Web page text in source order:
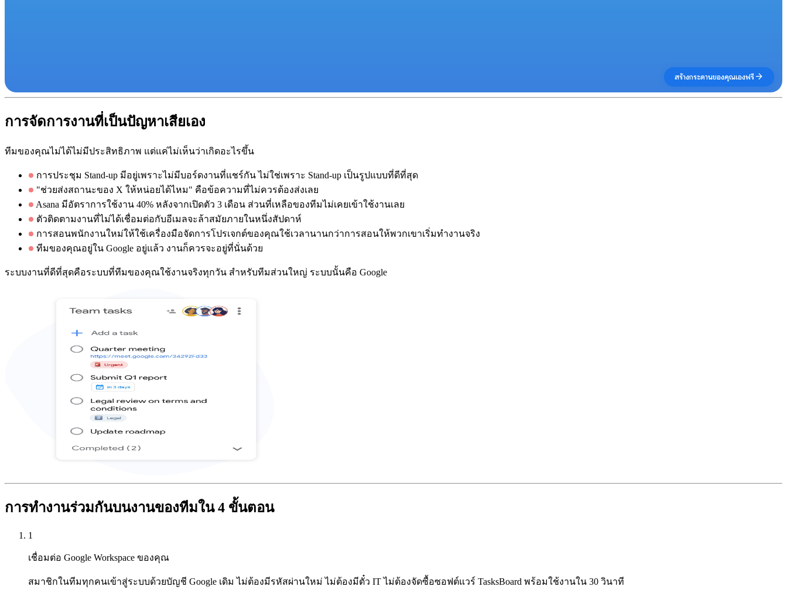
สร้างกระดานของคุณเองฟรีarrow_forward
การจัดการงานที่เป็นปัญหาเสียเอง
ทีมของคุณไม่ได้ไม่มีประสิทธิภาพ แต่แค่ไม่เห็นว่าเกิดอะไรขึ้น
การประชุม Stand-up มีอยู่เพราะไม่มีบอร์ดงานที่แชร์กัน ไม่ใช่เพราะ Stand-up เป็นรูปแบบที่ดีที่สุด
"ช่วยส่งสถานะของ X ให้หน่อยได้ไหม" คือข้อความที่ไม่ควรต้องส่งเลย
Asana มีอัตราการใช้งาน 40% หลังจากเปิดตัว 3 เดือน ส่วนที่เหลือของทีมไม่เคยเข้าใช้งานเลย
ตัวติดตามงานที่ไม่ได้เชื่อมต่อกับอีเมลจะล้าสมัยภายในหนึ่งสัปดาห์
การสอนพนักงานใหม่ให้ใช้เครื่องมือจัดการโปรเจกต์ของคุณใช้เวลานานกว่าการสอนให้พวกเขาเริ่มทำงานจริง
ทีมของคุณอยู่ใน Google อยู่แล้ว งานก็ควรจะอยู่ที่นั่นด้วย
ระบบงานที่ดีที่สุดคือระบบที่ทีมของคุณใช้งานจริงทุกวัน สำหรับทีมส่วนใหญ่ ระบบนั้นคือ Google
การทำงานร่วมกันบนงานของทีมใน 4 ขั้นตอน
1
เชื่อมต่อ Google Workspace ของคุณ
สมาชิกในทีมทุกคนเข้าสู่ระบบด้วยบัญชี Google เดิม ไม่ต้องมีรหัสผ่านใหม่ ไม่ต้องมีตั๋ว IT ไม่ต้องจัดซื้อซอฟต์แวร์ TasksBoard พร้อมใช้งานใน 30 วินาที